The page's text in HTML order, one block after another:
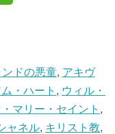
ドの悪童, アキヴ
・ハート , ウィル・
マリー・セイント ,
ャネル, キリスト教,